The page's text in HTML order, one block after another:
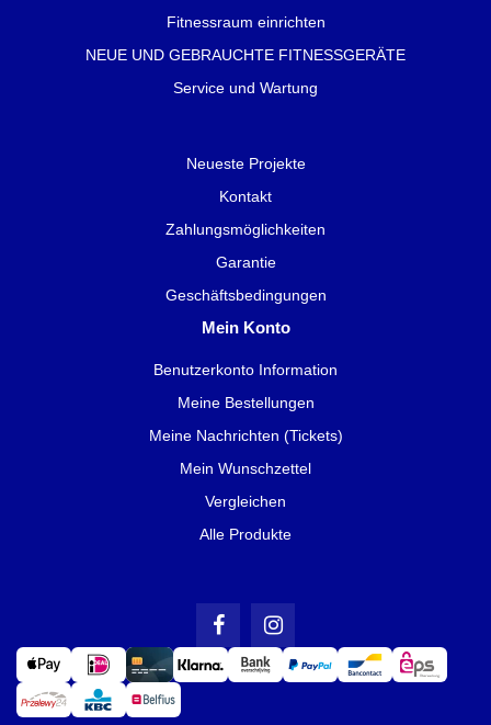
Fitnessraum einrichten
NEUE UND GEBRAUCHTE FITNESSGERÄTE
Service und Wartung
Neueste Projekte
Kontakt
Zahlungsmöglichkeiten
Garantie
Geschäftsbedingungen
Mein Konto
Benutzerkonto Information
Meine Bestellungen
Meine Nachrichten (Tickets)
Mein Wunschzettel
Vergleichen
Alle Produkte